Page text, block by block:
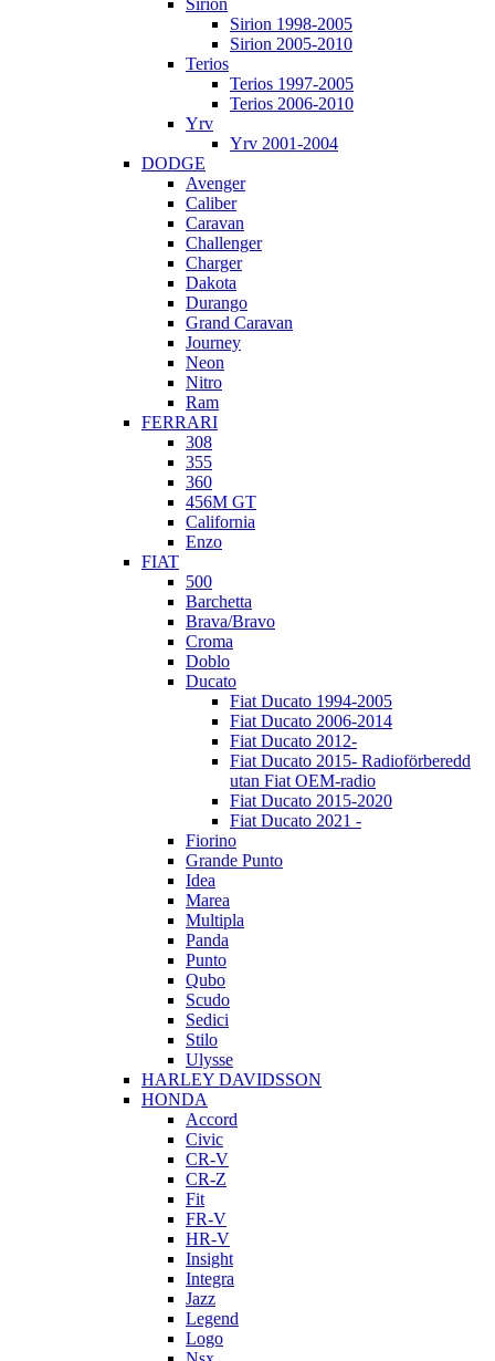
Sirion 1998-2005
Sirion 2005-2010
Terios
Terios 1997-2005
Terios 2006-2010
Yrv
Yrv 2001-2004
DODGE
Avenger
Caliber
Caravan
Challenger
Charger
Dakota
Durango
Grand Caravan
Journey
Neon
Nitro
Ram
FERRARI
308
355
360
456M GT
California
Enzo
FIAT
500
Barchetta
Brava/Bravo
Croma
Doblo
Ducato
Fiat Ducato 1994-2005
Fiat Ducato 2006-2014
Fiat Ducato 2012-
Fiat Ducato 2015- Radioförberedd
utan Fiat OEM-radio
Fiat Ducato 2015-2020
Fiat Ducato 2021 -
Fiorino
Grande Punto
Idea
Marea
Multipla
Panda
Punto
Qubo
Scudo
Sedici
Stilo
Ulysse
HARLEY DAVIDSSON
HONDA
Accord
Civic
CR-V
CR-Z
Fit
FR-V
HR-V
Insight
Integra
Jazz
Legend
Logo